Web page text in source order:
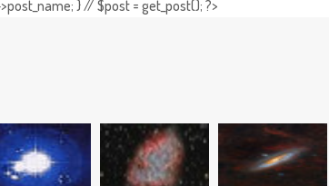
} // $post = get_post(); ?>